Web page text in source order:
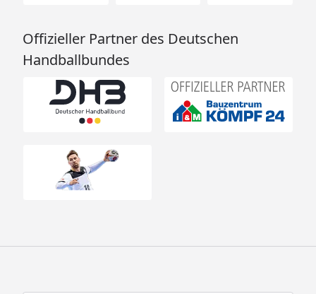
Offizieller Partner des Deutschen
Handballbundes